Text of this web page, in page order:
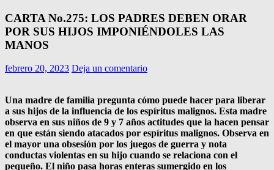
CARTA No.275: LOS PADRES DEBEN ORAR
POR SUS HIJOS IMPONIÉNDOLES LAS
MANOS
febrero 20, 2023 Deja un comentario
Una madre de familia pregunta cómo puede hacer para liberar
a sus hijos de la influencia de los espíritus malignos. Esta madre
observa en sus niños de 9 y 7 años actitudes que la hacen pensar
en que están siendo atacados por espíritus malignos. Observa en
el mayor una obsesión por los juegos de guerra y nota
conductas violentas en su hijo cuando se relaciona con el
pequeño. El niño pasa horas enteras sumergido en los